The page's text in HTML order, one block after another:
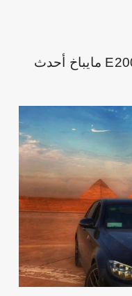
ايجار أفخم سيارة مرسيدس E200 مايباخ أحدث